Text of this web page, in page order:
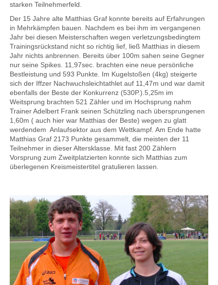
starken Teilnehmerfeld.
Der 15 Jahre alte Matthias Graf konnte bereits auf Erfahrungen
in Mehrkämpfen bauen. Nachdem es bei ihm im vergangenen
Jahr bei diesen Meisterschaften wegen verletzungsbedingtem
Trainingsrückstand nicht so richtig lief, ließ Matthias in diesem
Jahr nichts anbrennen. Bereits über 100m sahen seine Gegner
nur seine Spikes. 11,97sec. brachten eine neue persönliche
Bestleistung und 593 Punkte. Im Kugelstoßen (4kg) steigerte
sich der Iffzer Nachwuchsleichtathlet auf 11,47m und war damit
ebenfalls der Beste der Konkurrenz (530P.).5,25m im
Weitsprung brachten 521 Zähler und im Hochsprung nahm
Trainer Adelbert Frank seinen Schützling nach übersprungenen
1,60m ( auch hier war Matthias der Beste) wegen zu glatt
werdendem Anlaufsektor aus dem Wettkampf. Am Ende hatte
Matthias Graf 2173 Punkte gesammelt, die meisten der 11
Teilnehmer in dieser Altersklasse. Mit fast 200 Zählern
Vorsprung zum Zweitplatzierten konnte sich Matthias zum
überlegenen Kreismeistertitel gratulieren lassen.